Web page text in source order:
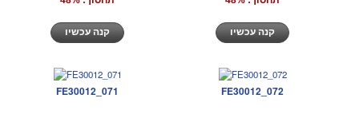
FE30012_071 FE30012_072